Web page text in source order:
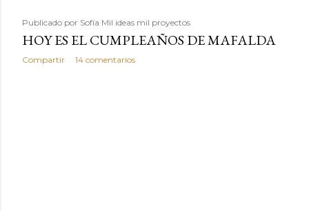
Publicado por Sofía Mil ideas mil proyectos
HOY ES EL CUMPLEAÑOS DE MAFALDA
Compartir 14 comentarios